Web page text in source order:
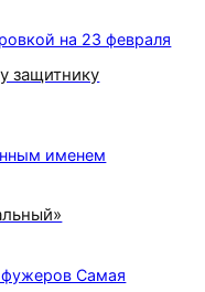
защитнику